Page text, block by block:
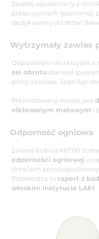
Zawias wpuszczany z
płaszczyznach (poziomej,
dedykowany do drzwi
Wytrzymały zawias
Odpowiedni do skrzydeł
osi obrotu stanowi
pracy zawiasu. Jego kąt
Prezentowany model jest
niklowanym matowym i
Odporność ogniowa
Zawias Kubica K6700
odporności ogniowej co
drzwiach
Potwierdza to raport z
włoskim instytucie LAPI